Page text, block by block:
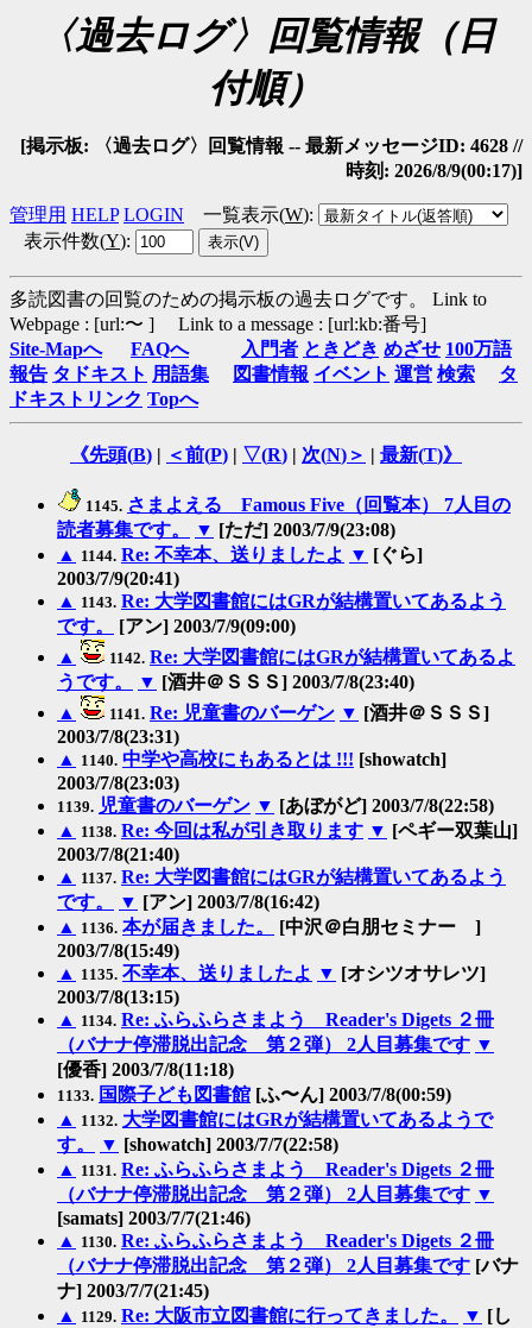
〈過去ログ〉回覧情報（日
付順）
[掲示板: 〈過去ログ〉回覧情報 -- 最新メッセージID: 4628 //
時刻: 2026/8/9(00:17)]
管理用 HELP LOGIN 一覧表示(W):
表示件数(Y):
多読図書の回覧のための掲示板の過去ログです。 Link to
Webpage : [url:〜 ] Link to a message : [url:kb:番号]
Site-Mapへ
FAQへ 入門者 ときどき めざせ 100万語
報告 タドキスト 用語集 図書情報 イベント 運営 検索
タ
ドキストリンク Topへ
《先頭(B) | ＜前(P) | ▽(R) | 次(N)＞ | 最新(T)》
1145. さまよえる Famous Five（回覧本） 7人目の
読者募集です。
▼ [ただ] 2003/7/9(23:08)
▲ 1144. Re: 不幸本、送りましたよ ▼ [ぐら]
2003/7/9(20:41)
▲ 1143. Re: 大学図書館にはGRが結構置いてあるよう
です。
[アン] 2003/7/9(09:00)
▲
1142. Re: 大学図書館にはGRが結構置いてあるよ
うです。
▼ [酒井＠ＳＳＳ] 2003/7/8(23:40)
▲
1141. Re: 児童書のバーゲン ▼ [酒井＠ＳＳＳ]
2003/7/8(23:31)
▲ 1140. 中学や高校にもあるとは !!! [showatch]
2003/7/8(23:03)
1139. 児童書のバーゲン ▼ [あぼがど] 2003/7/8(22:58)
▲ 1138. Re: 今回は私が引き取ります ▼ [ペギー双葉山]
2003/7/8(21:40)
▲ 1137. Re: 大学図書館にはGRが結構置いてあるよう
です。
▼ [アン] 2003/7/8(16:42)
▲ 1136. 本が届きました。
[中沢＠白朋セミナー ]
2003/7/8(15:49)
▲ 1135. 不幸本、送りましたよ ▼ [オシツオサレツ]
2003/7/8(13:15)
▲ 1134. Re: ふらふらさまよう Reader's Digets ２冊
（バナナ停滞脱出記念 第２弾） 2人目募集です ▼
[優香] 2003/7/8(11:18)
1133. 国際子ども図書館 [ふ〜ん] 2003/7/8(00:59)
▲ 1132. 大学図書館にはGRが結構置いてあるようで
す。
▼ [showatch] 2003/7/7(22:58)
▲ 1131. Re: ふらふらさまよう Reader's Digets ２冊
（バナナ停滞脱出記念 第２弾） 2人目募集です ▼
[samats] 2003/7/7(21:46)
▲ 1130. Re: ふらふらさまよう Reader's Digets ２冊
（バナナ停滞脱出記念 第２弾） 2人目募集です [バナ
ナ] 2003/7/7(21:45)
▲ 1129. Re: 大阪市立図書館に行ってきました。 ▼ [し